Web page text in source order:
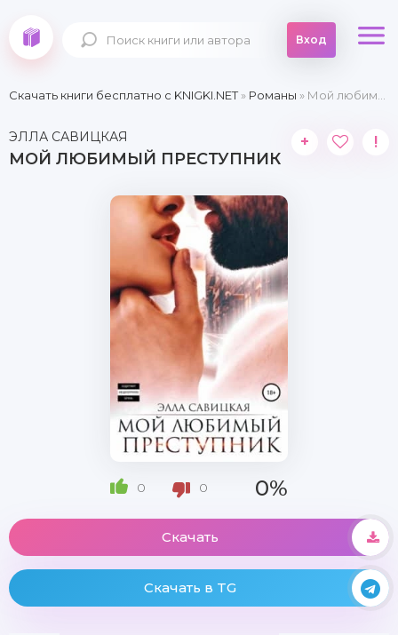
Вход
Скачать книги бесплатно c KNIGKI.NET» Романы » Мой любимый преступник
ЭЛЛА САВИЦКАЯ
МОЙ ЛЮБИМЫЙ ПРЕСТУПНИК
+ !
0 0 0%
Скачать
Скачать в TG